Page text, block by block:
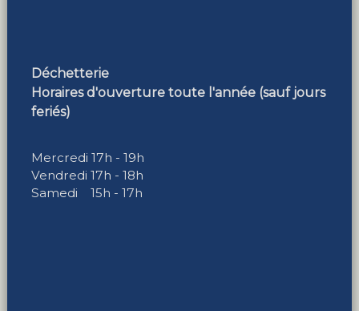
Déchetterie
Horaires d'ouverture toute l'année (sauf jours
feriés)
Mercredi 17h - 19h
Vendredi 17h - 18h
Samedi 15h - 17h